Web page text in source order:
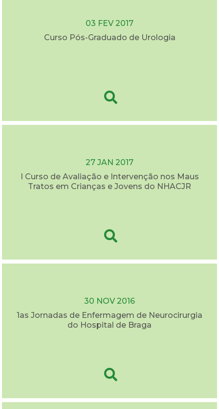
03 FEV 2017
Curso Pós-Graduado de Urologia
27 JAN 2017
I Curso de Avaliação e Intervenção nos Maus
Tratos em Crianças e Jovens do NHACJR
30 NOV 2016
1as Jornadas de Enfermagem de Neurocirurgia
do Hospital de Braga